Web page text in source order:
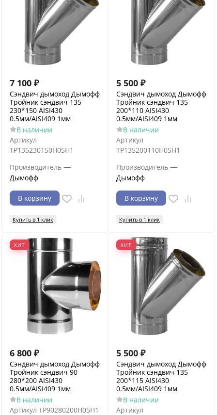
7 100 ₽
Сэндвич дымоход Дымофф
Тройник сэндвич 135
230*150 AISI430
0.5мм/AISI409 1мм
В наличии
Артикул
ТР135230150Н05Н1
Производитель —
Дымофф
В корзину
Купить в 1 клик
5 500 ₽
Сэндвич дымоход Дымофф
Тройник сэндвич 135
200*110 AISI430
0.5мм/AISI409 1мм
В наличии
Артикул
ТР135200110Н05Н1
Производитель —
Дымофф
В корзину
Купить в 1 клик
ХИТ
6 800 ₽
Сэндвич дымоход Дымофф
Тройник сэндвич 90
280*200 AISI430
0.5мм/AISI409 1мм
В наличии
Артикул ТР90280200Н05Н1
ХИТ
5 500 ₽
Сэндвич дымоход Дымофф
Тройник сэндвич 135
200*115 AISI430
0.5мм/AISI409 1мм
В наличии
Артикул